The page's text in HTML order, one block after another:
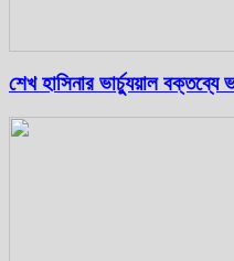
শেখ হাসিনার ভার্চ্যুয়াল বক্তব্যে